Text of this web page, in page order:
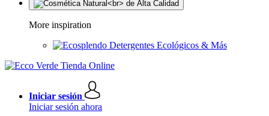
More inspiration
Detergentes Ecológicos & Más
Iniciar sesión
Iniciar sesión ahora